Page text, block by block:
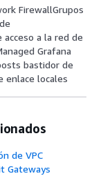
FirewallGrupos
acceso a la red de
Grafana
bastidor de
enlace locales
de VPC
Gateways